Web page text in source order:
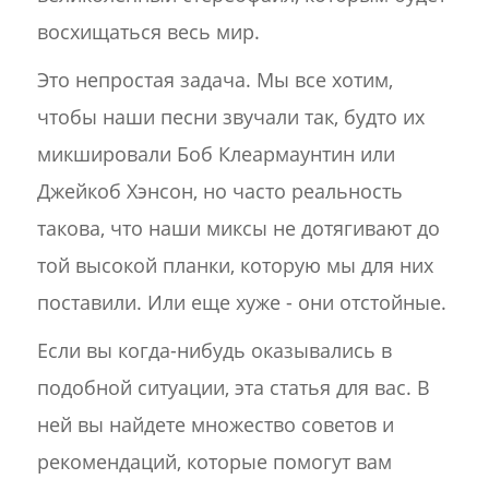
восхищаться весь мир.
Это непростая задача. Мы все хотим,
чтобы наши песни звучали так, будто их
микшировали Боб Клеармаунтин или
Джейкоб Хэнсон, но часто реальность
такова, что наши миксы не дотягивают до
той высокой планки, которую мы для них
поставили. Или еще хуже - они отстойные.
Если вы когда-нибудь оказывались в
подобной ситуации, эта статья для вас. В
ней вы найдете множество советов и
рекомендаций, которые помогут вам